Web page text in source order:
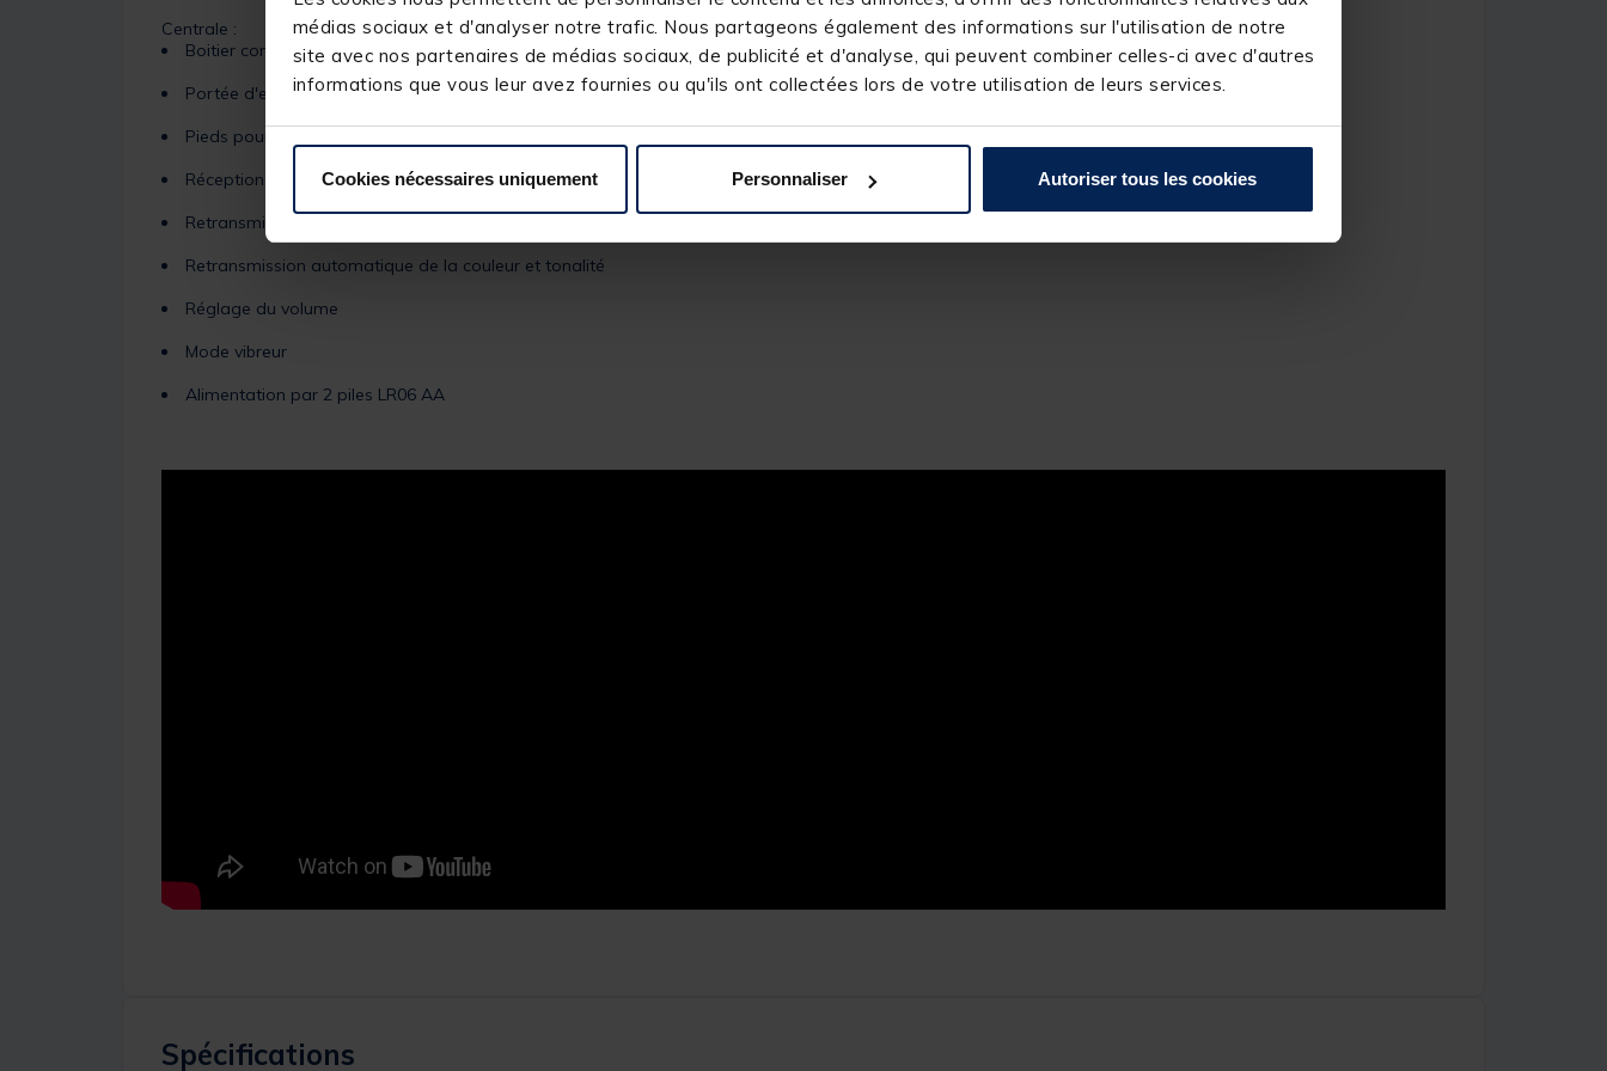
médias sociaux et d'analyser notre trafic. Nous partageons également des informations sur l'utilisation de notre
site avec nos partenaires de médias sociaux, de publicité et d'analyse, qui peuvent combiner celles-ci avec d'autres
informations que vous leur avez fournies ou qu'ils ont collectées lors de votre utilisation de leurs services.
Cookies nécessaires uniquement Personnaliser Autoriser tous les cookies
Centrale :
Boitier compact & étanche
Portée d'environ 250 m
Pieds pour tenir la surface plane
Réception précise des touches
Retransmission des touches retour
Retransmission automatique de la couleur et tonalité
Réglage du volume
Mode vibreur
Alimentation par 2 piles LR06 AA
Spécifications